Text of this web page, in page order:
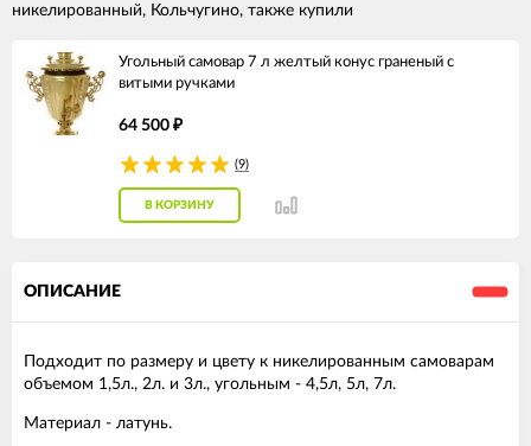
никелированный, Кольчугино, также купили
Угольный самовар 7 л желтый конус граненый с
витыми ручками
64 500 ₽
(9)
В КОРЗИНУ
ОПИСАНИЕ
Подходит по размеру и цвету к никелированным самоварам
объемом 1,5л., 2л. и 3л., угольным - 4,5л, 5л, 7л.
Материал - латунь.